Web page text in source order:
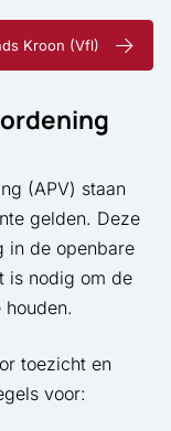
Kroon (Vfl)
(APV) staan
gelden. Deze
in de openbare
is nodig om de
toezicht en
voor: